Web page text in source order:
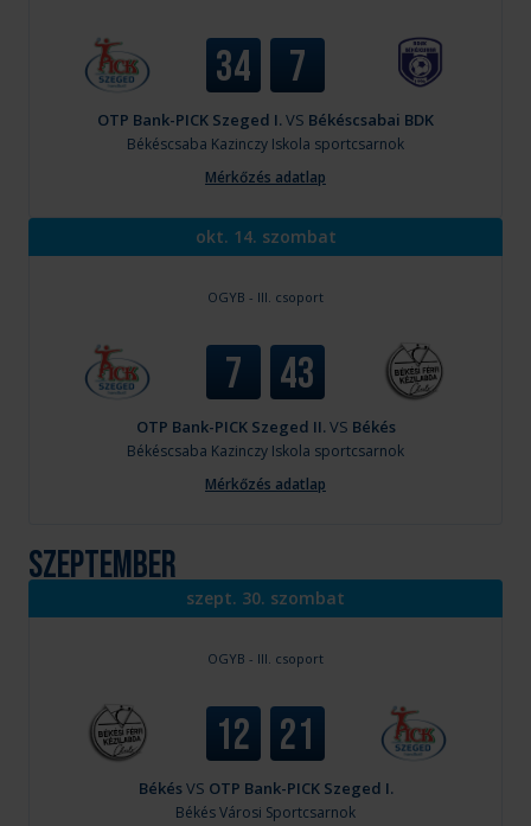
34 7
OTP Bank-PICK Szeged I.VS Békéscsabai BDK
Békéscsaba Kazinczy Iskola sportcsarnok
Mérkőzés adatlap
okt. 14. szombat
OGYB - III. csoport
7 43
OTP Bank-PICK Szeged II.VS Békés
Békéscsaba Kazinczy Iskola sportcsarnok
Mérkőzés adatlap
szeptember
szept. 30. szombat
OGYB - III. csoport
12 21
BékésVS OTP Bank-PICK Szeged I.
BékésVárosi Sportcsarnok